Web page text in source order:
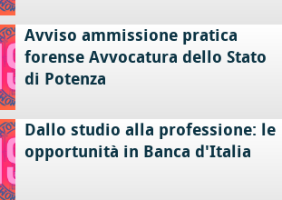
Avviso ammissione pratica
forense Avvocatura dello Stato
di Potenza
Dallo studio alla professione: le
opportunità in Banca d'Italia